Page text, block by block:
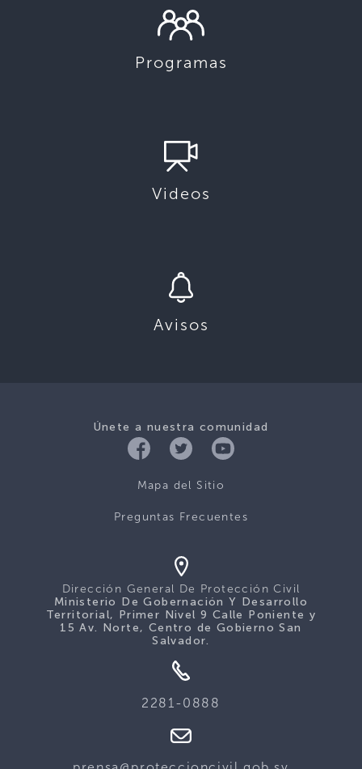
Programas
Videos
Avisos
Únete a nuestra comunidad
Mapa del Sitio
Preguntas Frecuentes
Dirección General De Protección Civil
Ministerio De Gobernación Y Desarrollo
Territorial, Primer Nivel 9 Calle Poniente y
15 Av. Norte, Centro de Gobierno San
Salvador.
2281-0888